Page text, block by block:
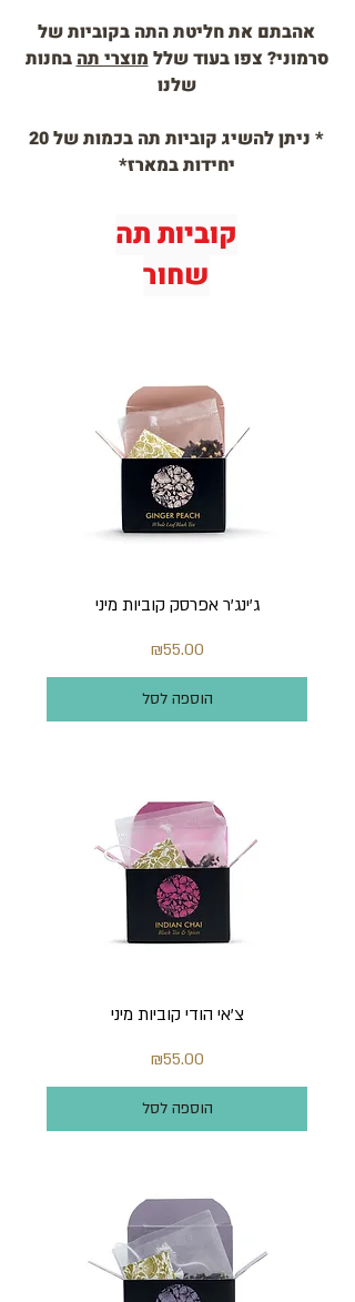
אהבתם את חליטת התה בקוביות של
סרמוני? צפו בעוד שללמוצרי תהבחנות
שלנו
* ניתן להשיג קוביות תה בכמות של 20
יחידות במארז*
ג'ינג'ר אפרסק קוביות מיני
מחיר
₪55.00
הוספה לסל
צ'אי הודי קוביות מיני
מחיר
₪55.00
הוספה לסל
קוביות תה
שחור